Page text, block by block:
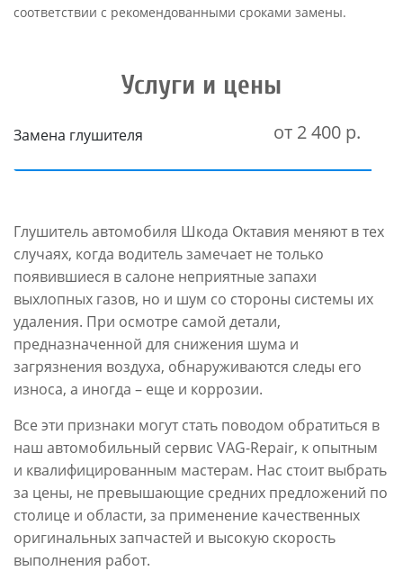
соответствии с рекомендованными сроками замены.
Услуги и цены
Замена глушителя от 2 400 р.
Глушитель автомобиля Шкода Октавия меняют в тех
случаях, когда водитель замечает не только
появившиеся в салоне неприятные запахи
выхлопных газов, но и шум со стороны системы их
удаления. При осмотре самой детали,
предназначенной для снижения шума и
загрязнения воздуха, обнаруживаются следы его
износа, а иногда – еще и коррозии.
Все эти признаки могут стать поводом обратиться в
наш автомобильный сервис VAG-Repair, к опытным
и квалифицированным мастерам. Нас стоит выбрать
за цены, не превышающие средних предложений по
столице и области, за применение качественных
оригинальных запчастей и высокую скорость
выполнения работ.